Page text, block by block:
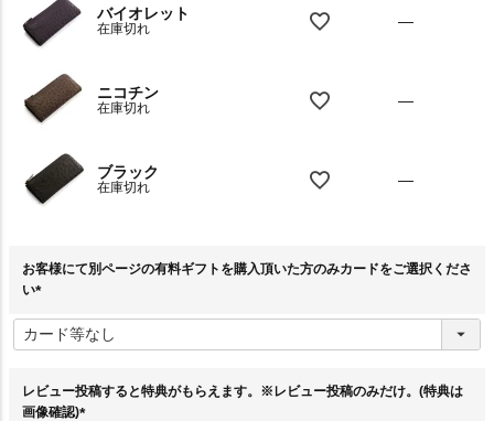
バイオレット
在庫切れ —
ニコチン
在庫切れ —
ブラック
在庫切れ —
お客様にて別ページの有料ギフトを購入頂いた方のみカードをご選択くださ
い
必
須
レビュー投稿すると特典がもらえます。※レビュー投稿のみだけ。(特典は
画像確認)